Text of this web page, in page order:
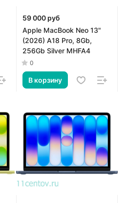
59 000 руб
Apple MacBook Neo 13"
(2026) A18 Pro, 8Gb,
256Gb Silver MHFA4
0
В корзину